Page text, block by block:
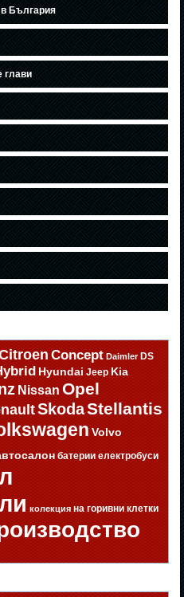
България
глави
Concept Daimler DS
Hyundai Jeep Kia
Nissan Opel
SkodaStellantis
Volvo
батерии електробуси
колекция на горивни клетки